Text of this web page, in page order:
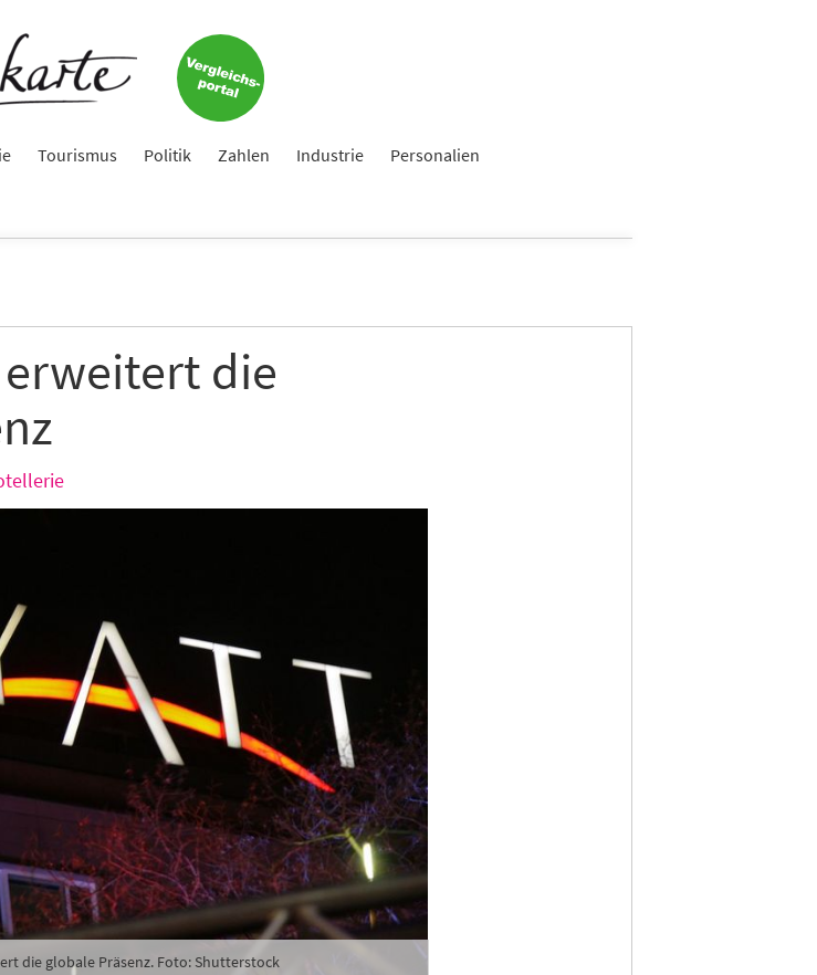
Tourismus Politik Zahlen Industrie Personalien
die
die globale Präsenz. Foto: Shutterstock